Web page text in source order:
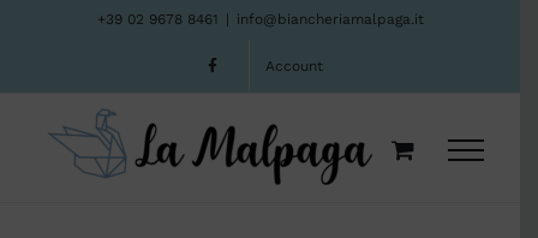
+39 02 9678 8461 info@biancheriamalpaga.it
Account